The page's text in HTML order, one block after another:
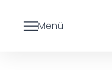
Menü